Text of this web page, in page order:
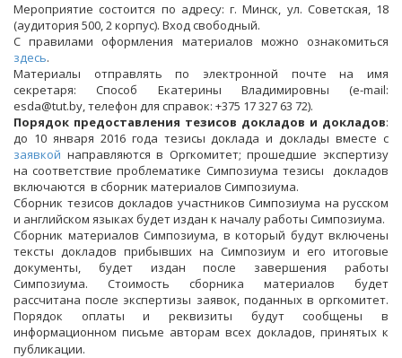
Мероприятие состоится по адресу: г. Минск, ул. Советская, 18
(аудитория 500, 2 корпус). Вход свободный.
С правилами оформления материалов можно ознакомиться
здесь.
Материалы отправлять по электронной почте на имя
секретаря: Способ Екатерины Владимировны (е-mail:
esda@tut.by, телефон для справок: +375 17 327 63 72).
Порядок предоставления тезисов докладов и докладов:
до 10 января 2016 года тезисы доклада и доклады вместе с
заявкой направляются в Оргкомитет; прошедшие экспертизу
на соответствие проблематике Симпозиума тезисы докладов
включаются в сборник материалов Симпозиума.
Сборник тезисов докладов участников Симпозиума на русском
и английском языках будет издан к началу работы Симпозиума.
Сборник материалов Симпозиума, в который будут включены
тексты докладов прибывших на Симпозиум и его итоговые
документы, будет издан после завершения работы
Симпозиума. Стоимость сборника материалов будет
рассчитана после экспертизы заявок, поданных в оргкомитет.
Порядок оплаты и реквизиты будут сообщены в
информационном письме авторам всех докладов, принятых к
публикации.